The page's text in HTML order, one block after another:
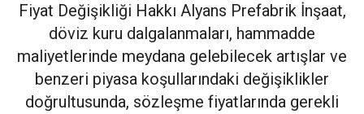
Fiyat Değişikliği Hakkı Alyans Prefabrik İnşaat,
döviz kuru dalgalanmaları, hammadde
maliyetlerinde meydana gelebilecek artışlar ve
benzeri piyasa koşullarındaki değişiklikler
doğrultusunda, sözleşme fiyatlarında gerekli